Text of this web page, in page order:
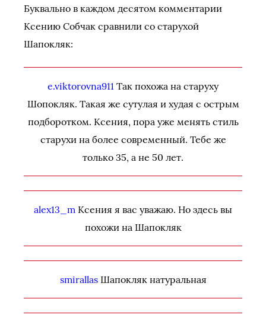
Буквально в каждом десятом комментарии
Ксению Собчак сравнили со старухой
Шапокляк:
e.viktorovna911 Так похожа на старуху
Шопокляк. Такая же сутулая и худая с острым
подборотком. Ксения, пора уже менять стиль
старухи на более современный. Тебе же
только 35, а не 50 лет.
alex13_m Ксения я вас уважаю. Но здесь вы
похожи на Шапокляк
smirallasШапокляк натуральная